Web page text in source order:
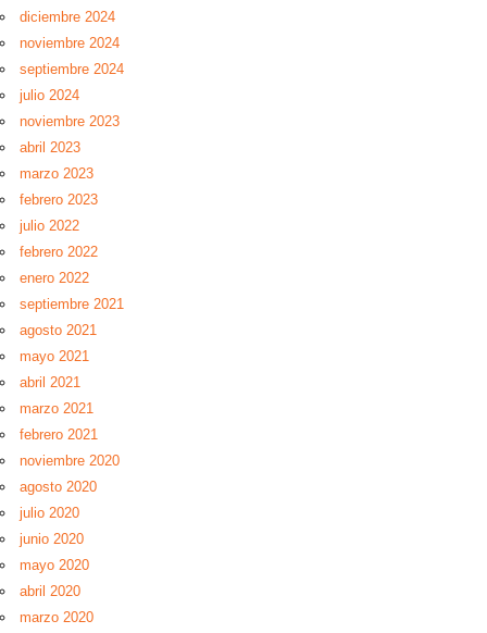
diciembre 2024
noviembre 2024
septiembre 2024
julio 2024
noviembre 2023
abril 2023
marzo 2023
febrero 2023
julio 2022
febrero 2022
enero 2022
septiembre 2021
agosto 2021
mayo 2021
abril 2021
marzo 2021
febrero 2021
noviembre 2020
agosto 2020
julio 2020
junio 2020
mayo 2020
abril 2020
marzo 2020